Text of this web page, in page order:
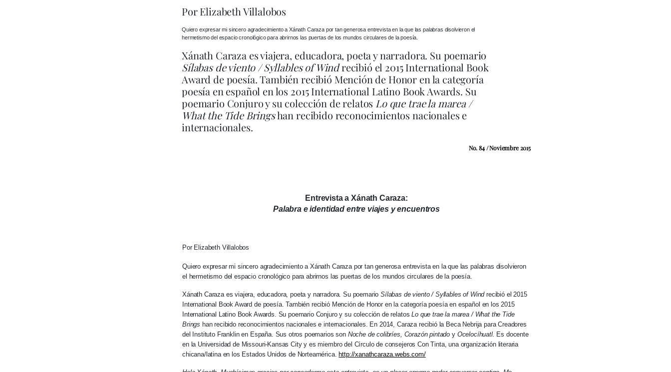
Por Elizabeth Villalobos
Quiero expresar mi sincero agradecimiento a Xánath Caraza por tan generosa entrevista en la que las palabras disolvieron el
hermetismo del espacio cronológico para abrirnos las puertas de los mundos circulares de la poesía.
Xánath Caraza es viajera, educadora, poeta y narradora. Su poemario
Sílabas de viento / Syllables of Windrecibió el 2015 International Book
Award de poesía. También recibió Mención de Honor en la categoría
poesía en español en los 2015 International Latino Book Awards. Su
poemario Conjuro y su colección de relatos Lo que trae la marea /
What the Tide Bringshan recibido reconocimientos nacionales e
internacionales.
No. 84 / Noviembre 2015
Entrevista a Xánath Caraza:
Palabra e identidad entre viajes y encuentros
Por Elizabeth Villalobos
Quiero expresar mi sincero agradecimiento a Xánath Caraza por tan generosa entrevista en la que las palabras disolvieron
el hermetismo del espacio cronológico para abrirnos las puertas de los mundos circulares de la poesía.
Xánath Caraza es viajera, educadora, poeta y narradora. Su poemarioSílabas de viento / Syllables of Windrecibió el 2015
International Book Award de poesía. También recibió Mención de Honor en la categoría poesía en español en los 2015
International Latino Book Awards. Su poemario Conjuro y su colección de relatosLo que trae la marea / What the Tide
Brings han recibido reconocimientos nacionales e internacionales. En 2014, Caraza recibió la Beca Nebrija para Creadores
del Instituto Franklin en España. Sus otros poemarios son Noche de colibríes, Corazón pintado y Ocelocíhuatl. Es docente
en la Universidad de Missouri-Kansas City y es miembro del Círculo de consejeros Con Tinta, una organización literaria
chicana/latina en los Estados Unidos de Norteamérica. http://xanathcaraza.webs.com/